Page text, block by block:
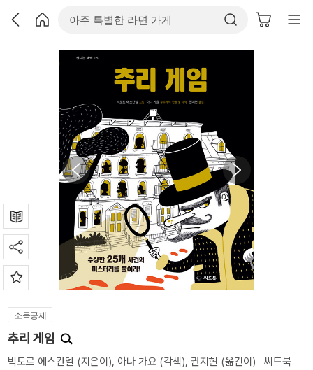
소득공제
추리 게임
빅토르 에스칸델 (지은이), 아나 가요 (각색), 권지현 (옮긴이) 씨드북